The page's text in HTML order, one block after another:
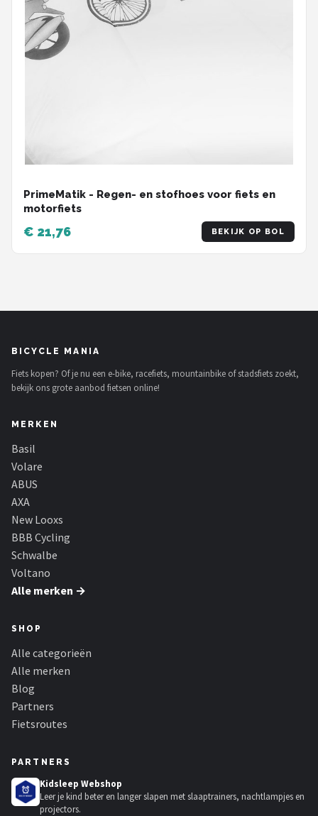
PrimeMatik - Regen- en stofhoes voor fiets en
motorfiets
€ 21,76 BEKIJK OP BOL
BICYCLE MANIA
Fiets kopen? Of je nu een e-bike, racefiets, mountainbike of stadsfiets zoekt,
bekijk ons grote aanbod fietsen online!
MERKEN
Basil
Volare
ABUS
AXA
New Looxs
BBB Cycling
Schwalbe
Voltano
Alle merken →
SHOP
Alle categorieën
Alle merken
Blog
Partners
Fietsroutes
PARTNERS
Kidsleep Webshop
Leer je kind beter en langer slapen met slaaptrainers, nachtlampjes en
projectors.